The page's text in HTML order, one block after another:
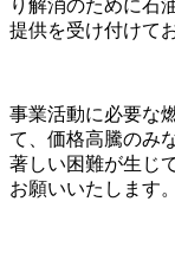
り解消のために石
提供を受け付けて
事業活動に必要な
て、価格高騰のみ
著しい困難が生じ
お願いいたします。